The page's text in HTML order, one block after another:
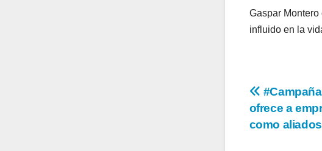
Gaspar
influido en la
de
ofrece a
como